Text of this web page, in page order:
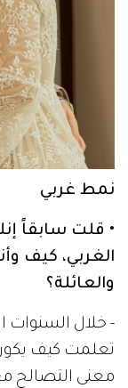
نمط غربي
• قلت سابقاً
الغربي، كيف
والعائلة؟
- خلال السنوات
تعلمت كيف
معنى التصالح